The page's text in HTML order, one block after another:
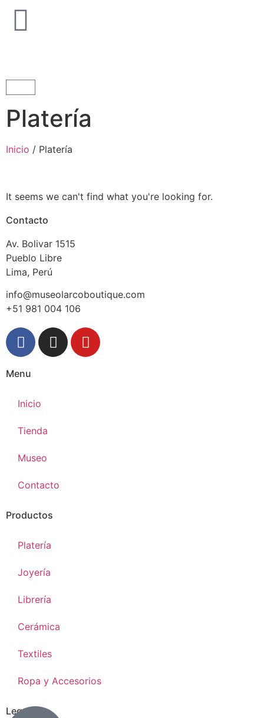
Platería
Inicio / Platería
It seems we can't find what you're looking for.
Contacto
Av. Bolivar 1515
Pueblo Libre
Lima, Perú
info@museolarcoboutique.com
+51 981 004 106
Menu
Inicio
Tienda
Museo
Contacto
Productos
Platería
Joyería
Librería
Cerámica
Textiles
Ropa y Accesorios
Legal